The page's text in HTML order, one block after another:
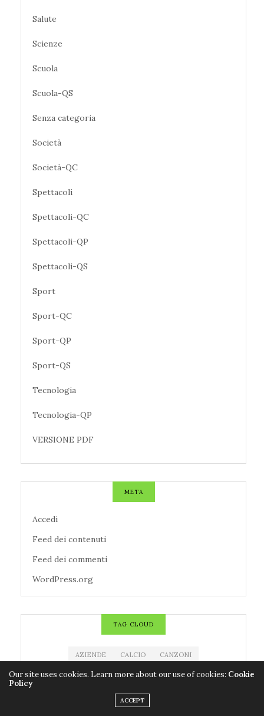
Salute
Scienze
Scuola
Scuola-QS
Senza categoria
Società
Società-QC
Spettacoli
Spettacoli-QC
Spettacoli-QP
Spettacoli-QS
Sport
Sport-QC
Sport-QP
Sport-QS
Tecnologia
Tecnologia-QP
VERSIONE PDF
META
Accedi
Feed dei contenuti
Feed dei commenti
WordPress.org
TAG CLOUD
AZIENDE CALCIO CANZONI
CENTROMETEOITALIANO CINEMA CNR
COLDIRETTI
Our site uses cookies. Learn more about our use of cookies: Cookie
Policy
ACCEPT